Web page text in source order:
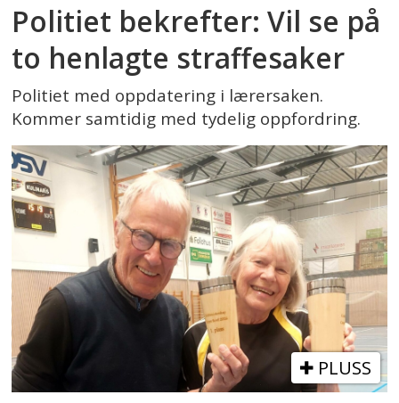
Politiet bekrefter: Vil se på
to henlagte straffesaker
Politiet med oppdatering i lærersaken.
Kommer samtidig med tydelig oppfordring.
PLUSS